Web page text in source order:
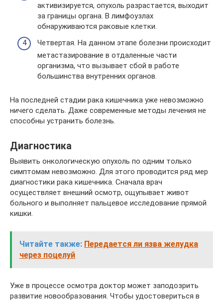
активизируется, опухоль разрастается, выходит
за границы органа. В лимфоузлах
обнаруживаются раковые клетки.
Четвертая. На данном этапе болезни происходит
метастазирование в отдаленные части
организма, что вызывает сбой в работе
большинства внутренних органов.
На последней стадии рака кишечника уже невозможно
ничего сделать. Даже современные методы лечения не
способны устранить болезнь.
Диагностика
Выявить онкологическую опухоль по одним только
симптомам невозможно. Для этого проводится ряд мер
диагностики рака кишечника. Сначала врач
осуществляет внешний осмотр, ощупывает живот
больного и выполняет пальцевое исследование прямой
кишки.
Читайте также: Передается ли язва желудка
через поцелуй
Уже в процессе осмотра доктор может заподозрить
развитие новообразования. Чтобы удостовериться в